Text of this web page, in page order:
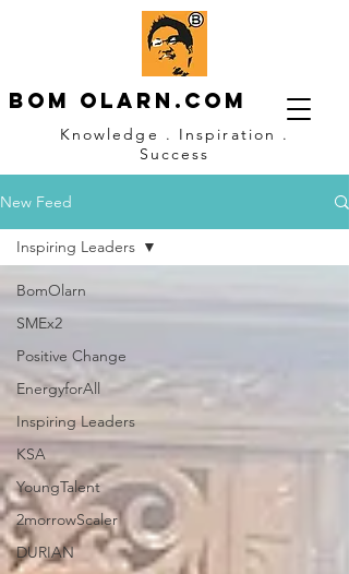
Bom OLARN.com
Knowledge . Inspiration .
Success
New Feed
BomOlarn
SMEx2
Positive Change
EnergyforAll
Inspiring Leaders
KSA
YoungTalent
2morrowScaler
DURIAN
Inspiring Leaders